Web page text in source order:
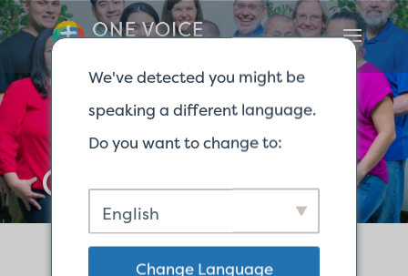
Our Leadership
We've detected you might be
speaking a different language.
Do you want to change to:
English
Change Language